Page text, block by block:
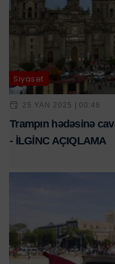
Siyasət
25 YAN 2025 | 00:46
Trampın hədəsinə
- İLGİNC AÇIQLAMA